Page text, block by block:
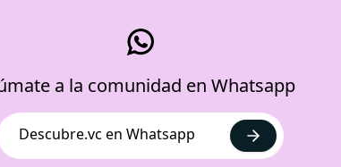
a la comunidad en Whatsapp
Descubre.vc en Whatsapp